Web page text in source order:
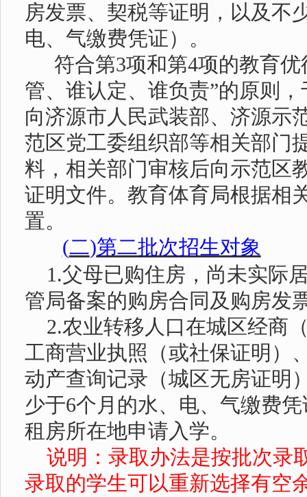
房发票、契税等证明，以及不
电、气缴费凭证）。
符合第3项和第4项的教育优
管、谁认定、谁负责”的原则，
向济源市人民武装部、济源示
范区党工委组织部等相关部门
料，相关部门审核后向示范区
证明文件。教育体育局根据相
置。
(二)第二批次招生对象
1.父母已购住房，尚未实际
管局备案的购房合同及购房发
2.农业转移人口在城区经商
工商营业执照（或社保证明）
动产查询记录（城区无房证明
少于6个月的水、电、气缴费
租房所在地申请入学。
说明：录取办法是按批次录
录取的学生可以重新选择有空